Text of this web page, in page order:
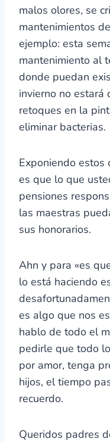
malos olores, se
mantenimientos
ejemplo: esta
mantenimiento al
donde puedan
invierno no estará
retoques en la
eliminar bacterias.
Exponiendo estos
es que lo que
pensiones
las maestras
sus honorarios.
Ahn y para «es
lo está haciendo
es algo que nos
hablo de todo el
pedirle que todo
por amor, tenga
hijos, el tiempo
recuerdo.
Queridos padres